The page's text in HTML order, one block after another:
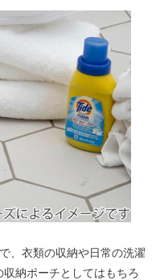
、衣類の収納や日常の洗濯
納ポーチとしてはもちろ